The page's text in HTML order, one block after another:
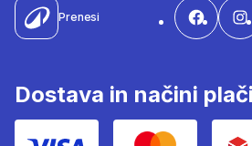
Prenesi
Dostava in načini